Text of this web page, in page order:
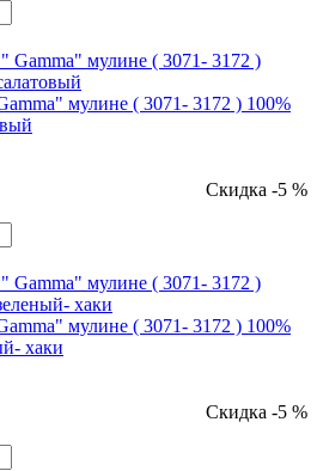
мулине ( 3071- 3172 ) 100%
Скидка -5 %
мулине ( 3071- 3172 ) 100%
хаки
Скидка -5 %